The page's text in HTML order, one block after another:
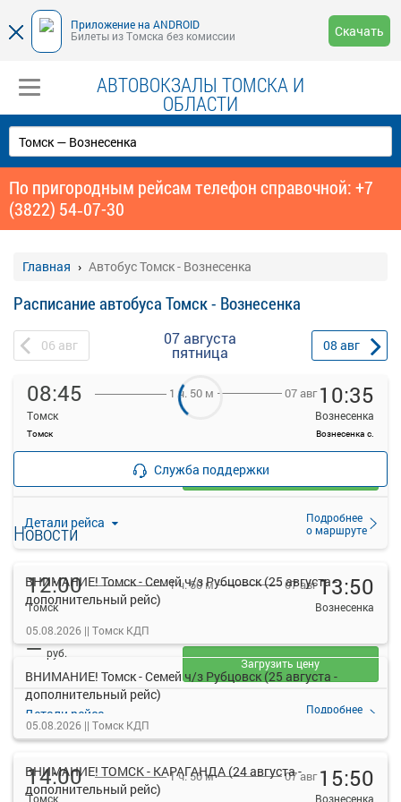
Приложение на ANDROID
Билеты из Томска без комиссии
Скачать
АВТОВОКЗАЛЫ ТОМСКА И
ОБЛАСТИ
По пригородным рейсам телефон справочной: +7
(3822) 54‑07-30
Главная Автобус Томск - Вознесенка
Расписание автобуса Томск - Вознесенка
06 авг 07 августа
пятница 08 авг
08:45
Томск
Томск
1 ч. 50 м 07 авг 10:35
Вознесенка
Вознесенка с.
Детали рейса
Подробнее
о маршруте
—
Загрузить цену
12:00
Томск
Томск
1 ч. 50 м 07 авг13:50
Вознесенка
Детали рейса
Подробнее
— руб.
Загрузить цену
14:00
Томск
1 ч. 50 м 07 авг 15:50
Вознесенка
Служба поддержки
Новости
ВНИМАНИЕ! Томск - Семей ч/з Рубцовск (25 августа -
дополнительный рейс)
05.08.2026 || Томск КДП
ВНИМАНИЕ! Томск - Семей ч/з Рубцовск (25 августа -
дополнительный рейс)
05.08.2026 || Томск КДП
ВНИМАНИЕ! ТОМСК - КАРАГАНДА (24 августа -
дополнительный рейс)